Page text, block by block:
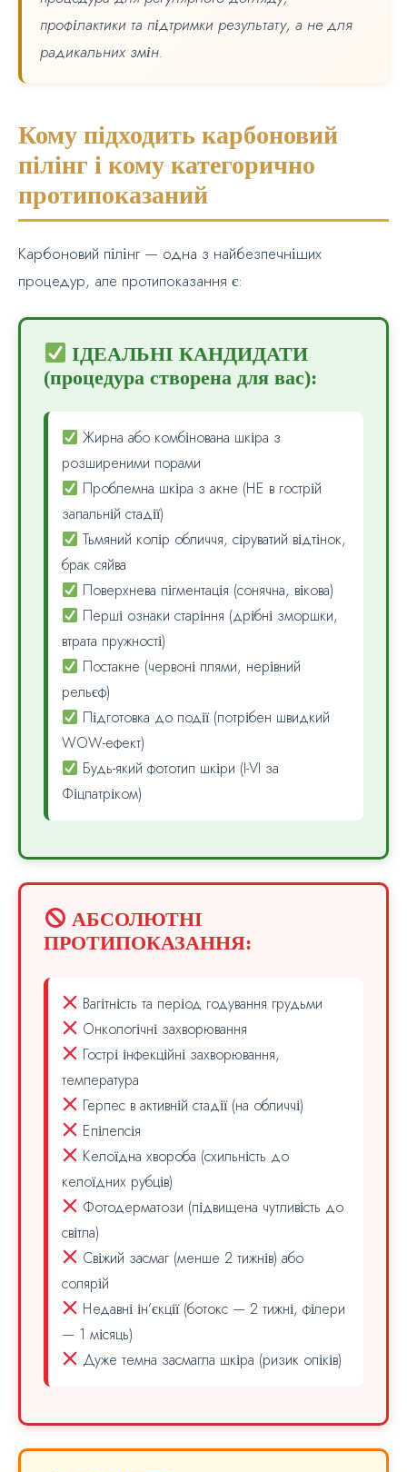
профілактики та підтримки результату, а не для
радикальних змін.
Кому підходить карбоновий
пілінг і кому категорично
протипоказаний
Карбоновий пілінг — одна з найбезпечніших
процедур, але протипоказання є:
ІДЕАЛЬНІ КАНДИДАТИ
(процедура створена для вас):
Жирна або комбінована шкіра з
розширеними порами
Проблемна шкіра з акне (НЕ в гострій
запальній стадії)
Тьмяний колір обличчя, сіруватий відтінок,
брак сяйва
Поверхнева пігментація (сонячна, вікова)
Перші ознаки старіння (дрібні зморшки,
втрата пружності)
Постакне (червоні плями, нерівний
рельєф)
Підготовка до події (потрібен швидкий
WOW-ефект)
Будь-який фототип шкіри (I-VI за
Фіцпатріком)
АБСОЛЮТНІ
ПРОТИПОКАЗАННЯ:
Вагітність та період годування грудьми
Онкологічні захворювання
Гострі інфекційні захворювання,
температура
Герпес в активній стадії (на обличчі)
Епілепсія
Келоїдна хвороба (схильність до
келоїдних рубців)
Фотодерматози (підвищена чутливість до
світла)
Свіжий засмаг (менше 2 тижнів) або
солярій
Недавні ін’єкції (ботокс — 2 тижні, філери
— 1 місяць)
Дуже темна засмагла шкіра (ризик опіків)